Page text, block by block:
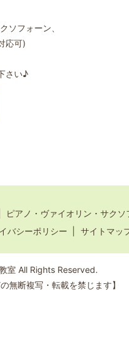
ソフォーン、
応可)
さい♪
ピアノ・ヴァイオリン・サクソ
バシーポリシー サイトマッ
室 All Rights Reserved.
無断複写・転載を禁じます】